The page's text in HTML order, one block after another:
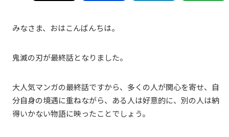
みなさま、おはこんばんちは。
鬼滅の刃が最終話となりました。
大人気マンガの最終話ですから、多くの人が関心を寄せ、自
分自身の境遇に重ねながら、ある人は好意的に、別の人は納
得いかない物語に映ったことでしょう。